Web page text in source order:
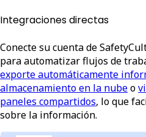
Integraciones directas
Conecte su cuenta de
para automatizar flujos de
exporte automáticamente
almacenamiento en la nubeo
paneles compartidos, lo que
sobre la información.